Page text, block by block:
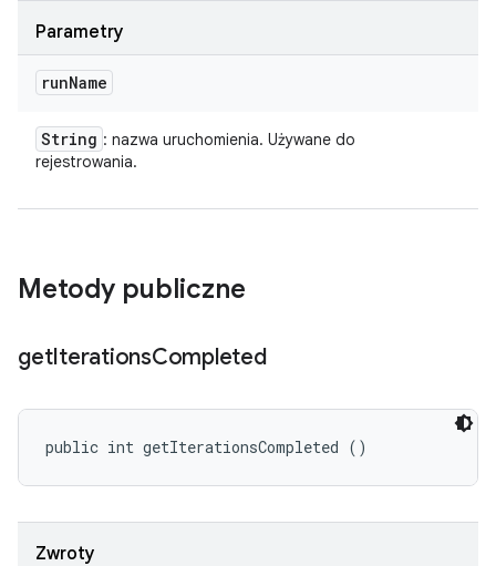
Parametry
runName
String : nazwa uruchomienia. Używane do
rejestrowania.
Metody publiczne
getIterationsCompleted
public int getIterationsCompleted ()
Zwroty